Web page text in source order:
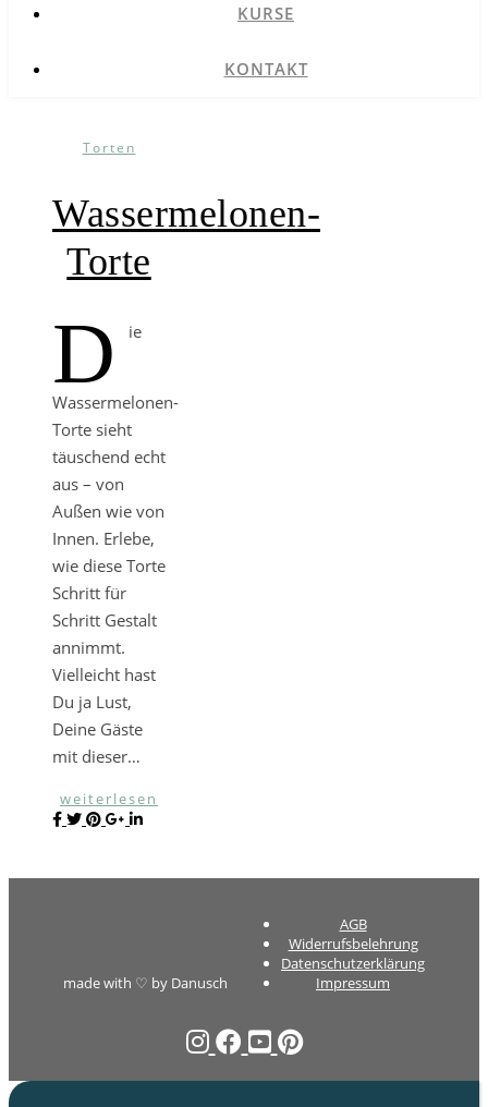
KURSE
KONTAKT
Torten
Wassermelonen-
Torte
D ie
Wassermelonen-
Torte sieht
täuschend echt
aus – von
Außen wie von
Innen. Erlebe,
wie diese Torte
Schritt für
Schritt Gestalt
annimmt.
Vielleicht hast
Du ja Lust,
Deine Gäste
mit dieser…
weiterlesen
made with ♡ by Danusch
AGB
Widerrufsbelehrung
Datenschutzerklärung
Impressum